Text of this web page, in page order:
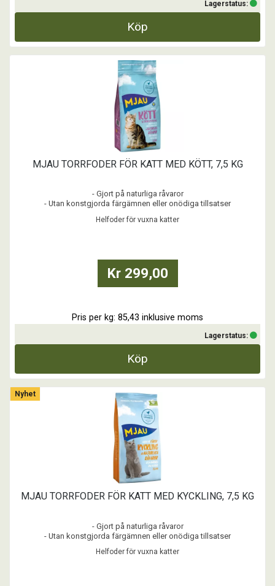
Lagerstatus:
Köp
MJAU TORRFODER FÖR KATT MED KÖTT, 7,5 KG
- Gjort på naturliga råvaror
- Utan konstgjorda färgämnen eller onödiga tillsatser
Helfoder för vuxna katter
Kr 299,00
Pris per kg: 85,43 inklusive moms
Lagerstatus:
Köp
Nyhet
MJAU TORRFODER FÖR KATT MED KYCKLING, 7,5 KG
- Gjort på naturliga råvaror
- Utan konstgjorda färgämnen eller onödiga tillsatser
Helfoder för vuxna katter